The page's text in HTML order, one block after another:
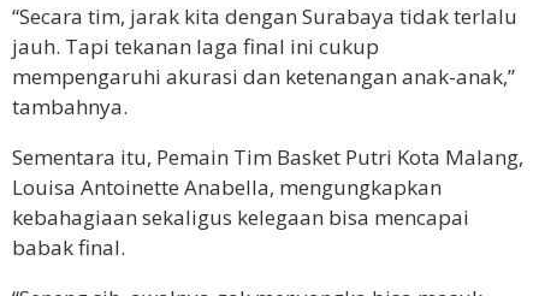
“Secara tim, jarak kita dengan Surabaya tidak terlalu
jauh. Tapi tekanan laga final ini cukup
mempengaruhi akurasi dan ketenangan anak-anak,”
tambahnya.
Sementara itu, Pemain Tim Basket Putri Kota Malang,
Louisa Antoinette Anabella, mengungkapkan
kebahagiaan sekaligus kelegaan bisa mencapai
babak final.